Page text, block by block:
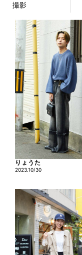
撮影
りょうた
2023.10/30